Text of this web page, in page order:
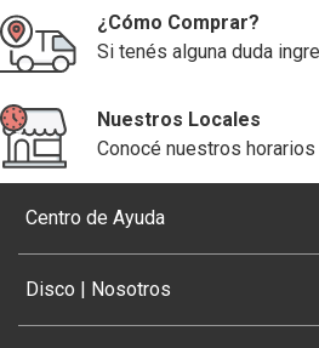
¿Cómo Comprar?
Si tenés alguna duda
Nuestros Locales
Conocé nuestros
Centro de Ayuda
Disco | Nosotros